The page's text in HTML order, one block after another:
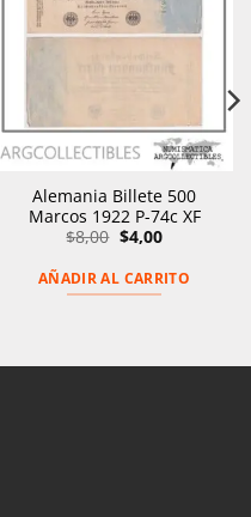
Alemania Billete 500
Marcos 1922 P-74c XF
$8,00 El
precio
era:
$8,00.
$4,00El
es:
$4,00.
AÑADIR AL CARRITO